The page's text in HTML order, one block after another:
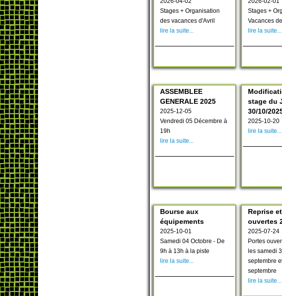
Stages + Organisation
des vacances d'Avril
lire la suite...
Stages +
Vacances
lire la suite...
ASSEMBLEE
GENERALE 2025
2025-12-05
Vendredi 05 Décembre à
19h
lire la suite...
stage du
30/10/
2025-10-20
lire la suite...
Bourse aux
équipements
2025-10-01
Samedi 04 Octobre - De
9h à 13h à la piste
lire la suite...
Reprise
ouvertes
2025-07-24
Portes
les samedi
septembre
septembre
lire la suite...